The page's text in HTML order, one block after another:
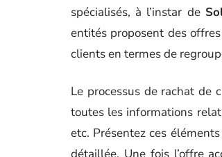
spécialisés, à l’instar de
entités proposent des
clients en termes de
Le processus de rachat de
toutes les informations
etc. Présentez ces